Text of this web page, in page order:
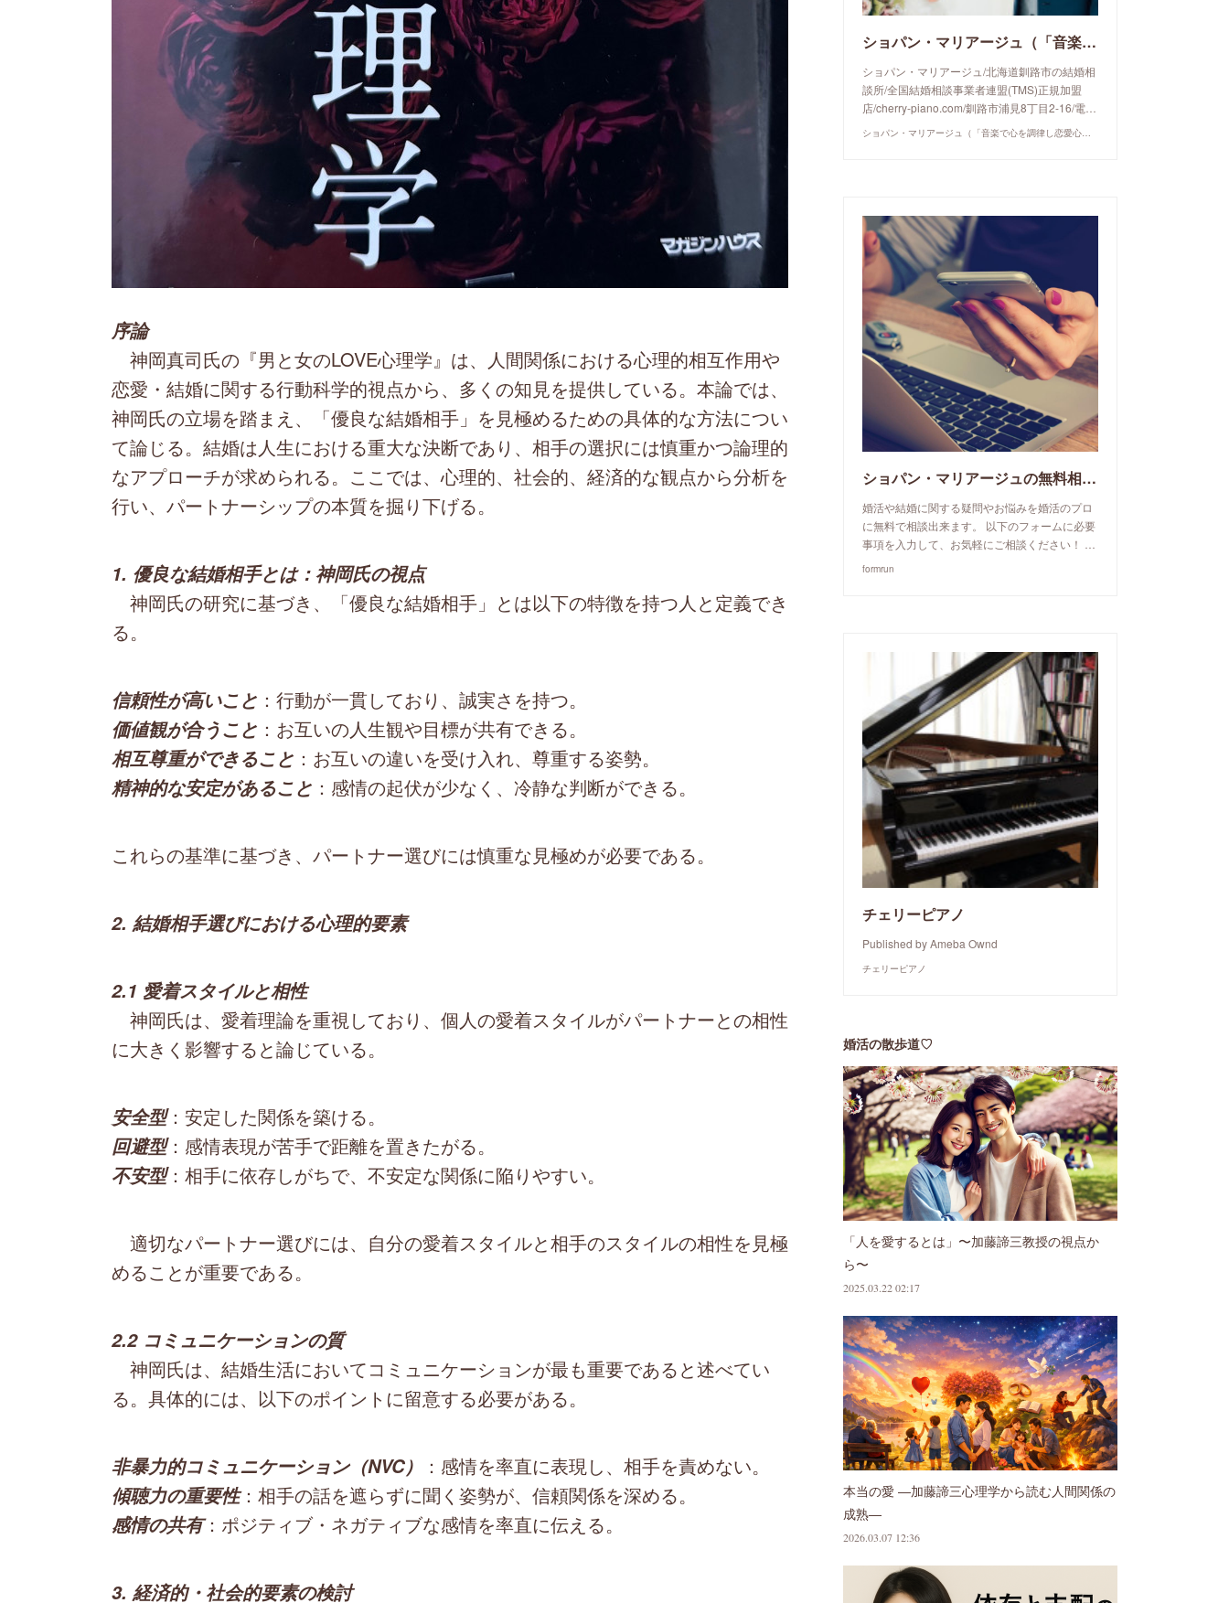
序論
神岡真司氏の『男と女のLOVE心理学』は、人間関係における心理的相互作用や
恋愛・結婚に関する行動科学的視点から、多くの知見を提供している。本論では、
神岡氏の立場を踏まえ、「優良な結婚相手」を見極めるための具体的な方法につい
て論じる。結婚は人生における重大な決断であり、相手の選択には慎重かつ論理的
なアプローチが求められる。ここでは、心理的、社会的、経済的な観点から分析を
行い、パートナーシップの本質を掘り下げる。
1. 優良な結婚相手とは：神岡氏の視点
神岡氏の研究に基づき、「優良な結婚相手」とは以下の特徴を持つ人と定義でき
る。
信頼性が高いこと ：行動が一貫しており、誠実さを持つ。
価値観が合うこと ：お互いの人生観や目標が共有できる。
相互尊重ができること ：お互いの違いを受け入れ、尊重する姿勢。
精神的な安定があること ：感情の起伏が少なく、冷静な判断ができる。
これらの基準に基づき、パートナー選びには慎重な見極めが必要である。
2. 結婚相手選びにおける心理的要素
2.1 愛着スタイルと相性
神岡氏は、愛着理論を重視しており、個人の愛着スタイルがパートナーとの相性
に大きく影響すると論じている。
安全型：安定した関係を築ける。
回避型：感情表現が苦手で距離を置きたがる。
不安型：相手に依存しがちで、不安定な関係に陥りやすい。
適切なパートナー選びには、自分の愛着スタイルと相手のスタイルの相性を見極
めることが重要である。
2.2 コミュニケーションの質
神岡氏は、結婚生活においてコミュニケーションが最も重要であると述べてい
る。具体的には、以下のポイントに留意する必要がある。
非暴力的コミュニケーション（NVC） ：感情を率直に表現し、相手を責めない。
傾聴力の重要性：相手の話を遮らずに聞く姿勢が、信頼関係を深める。
感情の共有：ポジティブ・ネガティブな感情を率直に伝える。
3. 経済的・社会的要素の検討
ショパン・マリアージュ（「音楽で心を調律し恋愛心理学でご縁を育てる」釧路市の結婚相談所）/ 全国結婚相談事業者連盟正規加盟店 / cherry-piano.com
ショパン・マリアージュ/北海道釧路市の結婚相
談所/全国結婚相談事業者連盟(TMS)正規加盟
店/cherry-piano.com/釧路市浦見8丁目2-16/電…
ショパン・マリアージュ（「音楽で心を調律し恋愛心理学でご縁を育てる」釧路市の結婚相談所）/ 全国結婚相談事業者連盟正規加盟店 / cherry-piano.com
ショパン・マリアージュの無料相談予約申込み
婚活や結婚に関する疑問やお悩みを婚活のプロ
に無料で相談出来ます。 以下のフォームに必要
事項を入力して、お気軽にご相談ください！ …
formrun
チェリーピアノ
Published by Ameba Ownd
チェリーピアノ
婚活の散歩道♡
「人を愛するとは」〜加藤諦三教授の視点か
ら〜
2025.03.22 02:17
本当の愛 ―加藤諦三心理学から読む人間関係の
成熟―
2026.03.07 12:36